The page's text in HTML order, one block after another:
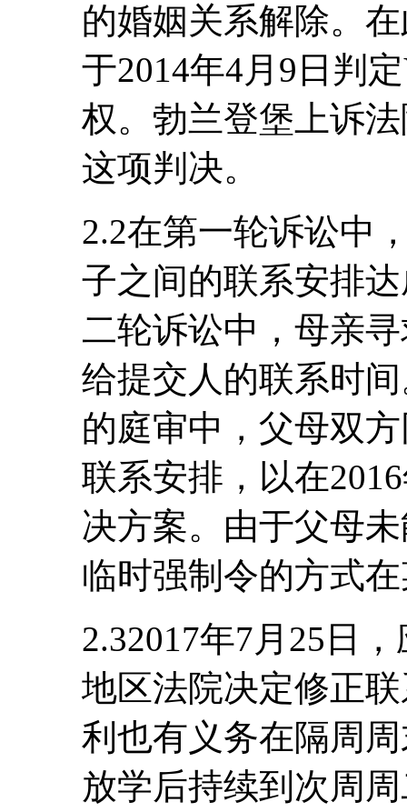
的婚姻关系解除。
于2014年4月9日判
权。勃兰登堡上诉
这项判决。
2.2在第一轮诉讼中
子之间的联系安排
二轮诉讼中，母亲
给提交人的联系时
的庭审中，父母双
联系安排，以在
决方案。由于父母
临时强制令的方式
2.32017年7月25日
地区法院决定修正
利也有义务在隔周
放学后持续到次周